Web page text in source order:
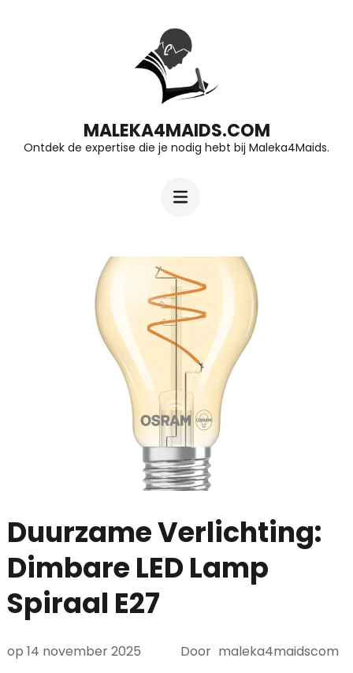
Enter)
MALEKA4MAIDS.COM
Ontdek de expertise die je nodig hebt bij Maleka4Maids.
Duurzame Verlichting:
Dimbare LED Lamp
Spiraal E27
op 14 november 2025 Door maleka4maidscom